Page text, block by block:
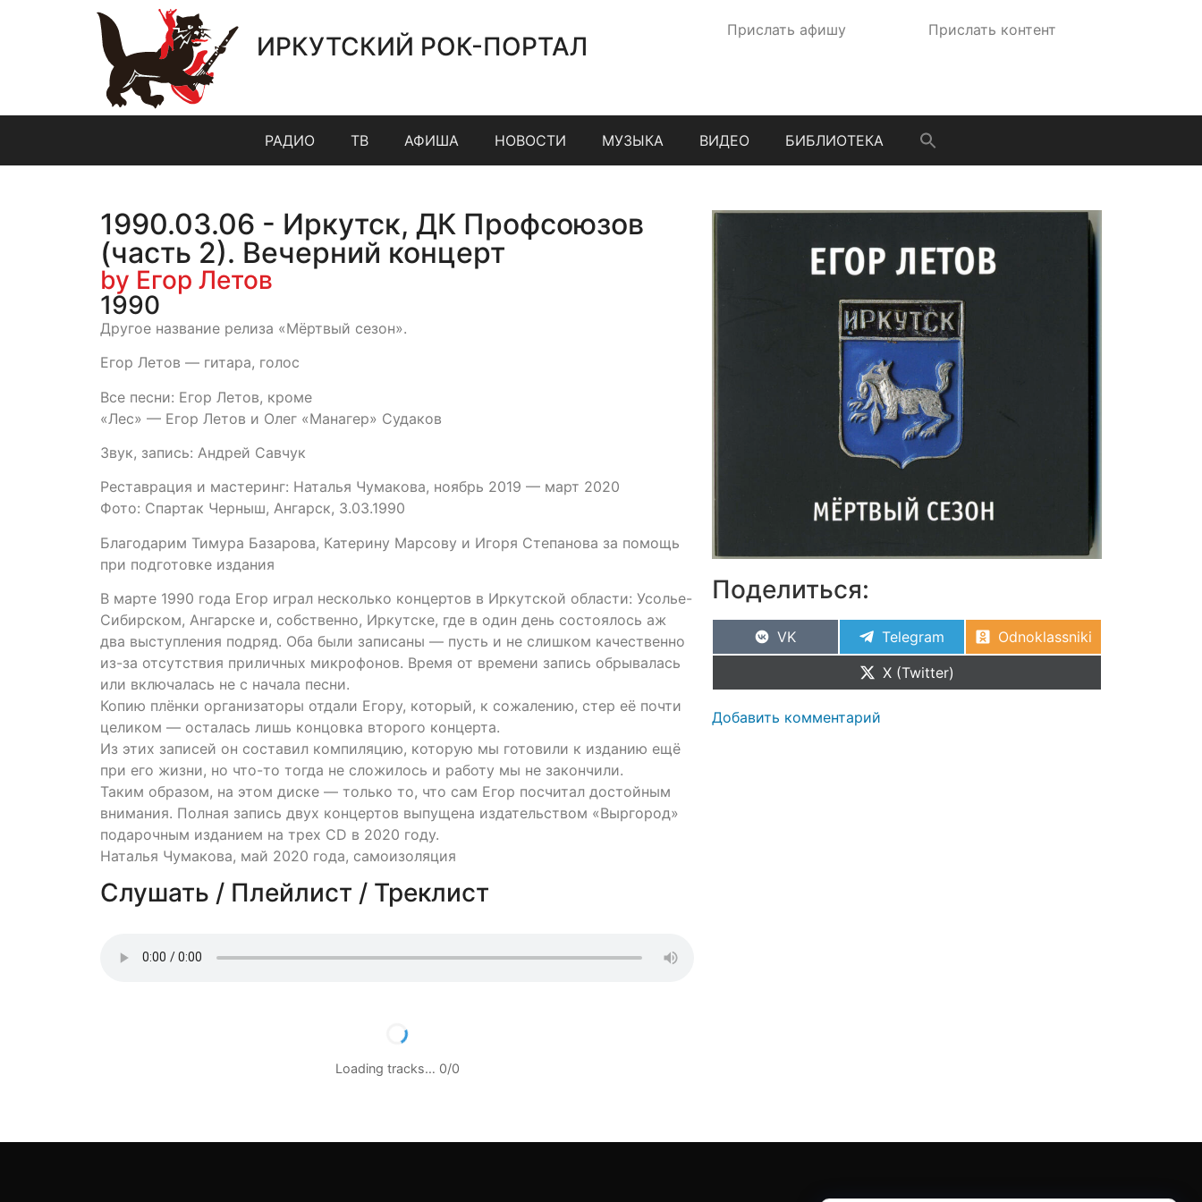
ИРКУТСКИЙ РОК-ПОРТАЛ
Прислать афишу Прислать контент
РАДИО ТВ АФИША НОВОСТИ МУЗЫКА ВИДЕО БИБЛИОТЕКА
1990.03.06 - Иркутск, ДК Профсоюзов
(часть 2). Вечерний концерт
by Егор Летов
1990
Другое название релиза «Мёртвый сезон».
Егор Летов — гитара, голос
Все песни: Егор Летов, кроме
«Лес» — Егор Летов и Олег «Манагер» Судаков
Звук, запись: Андрей Савчук
Реставрация и мастеринг: Наталья Чумакова, ноябрь 2019 — март 2020
Фото: Спартак Черныш, Ангарск, 3.03.1990
Благодарим Тимура Базарова, Катерину Марсову и Игоря Степанова за помощь
при подготовке издания
В марте 1990 года Егор играл несколько концертов в Иркутской области: Усолье-
Сибирском, Ангарске и, собственно, Иркутске, где в один день состоялось аж
два выступления подряд. Оба были записаны — пусть и не слишком качественно
из-за отсутствия приличных микрофонов. Время от времени запись обрывалась
или включалась не с начала песни.
Копию плёнки организаторы отдали Егору, который, к сожалению, стер её почти
целиком — осталась лишь концовка второго концерта.
Из этих записей он составил компиляцию, которую мы готовили к изданию ещё
при его жизни, но что-то тогда не сложилось и работу мы не закончили.
Таким образом, на этом диске — только то, что сам Егор посчитал достойным
внимания. Полная запись двух концертов выпущена издательством «Выргород»
подарочным изданием на трех CD в 2020 году.
Наталья Чумакова, май 2020 года, самоизоляция
Слушать / Плейлист / Треклист
Loading tracks… 0/0
Поделиться:
VK Telegram
Odnoklassniki
X (Twitter)
Добавить комментарий